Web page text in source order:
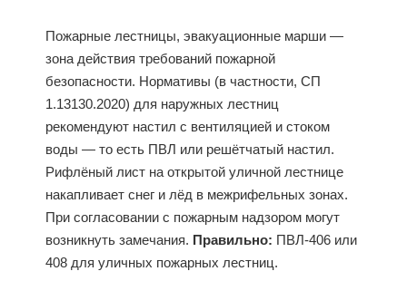
Пожарные лестницы, эвакуационные марши —
зона действия требований пожарной
безопасности. Нормативы (в частности, СП
1.13130.2020) для наружных лестниц
рекомендуют настил с вентиляцией и стоком
воды — то есть ПВЛ или решётчатый настил.
Рифлёный лист на открытой уличной лестнице
накапливает снег и лёд в межрифельных зонах.
При согласовании с пожарным надзором могут
возникнуть замечания. Правильно: ПВЛ-406 или
408 для уличных пожарных лестниц.